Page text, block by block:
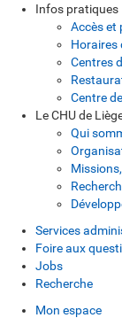
Infos pratiques
Accès et
Horaires
Centres
Centre
Le CHU de
Qui
Services
Foire aux
Jobs
Recherche
Mon espace